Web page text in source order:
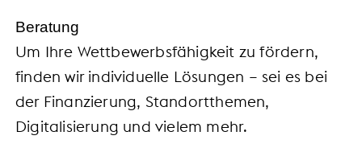
Beratung
Um Ihre Wettbewerbsfähigkeit zu fördern,
finden wir individuelle Lösungen – sei es bei
der Finanzierung, Standortthemen,
Digitalisierung und vielem mehr.